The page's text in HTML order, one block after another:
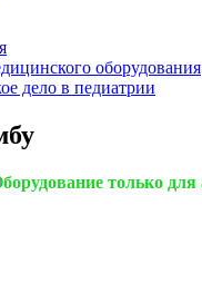
оборудования
дело в педиатрии
только